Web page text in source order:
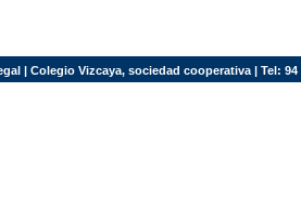
| Colegio Vizcaya, sociedad cooperativa | Tel: 94